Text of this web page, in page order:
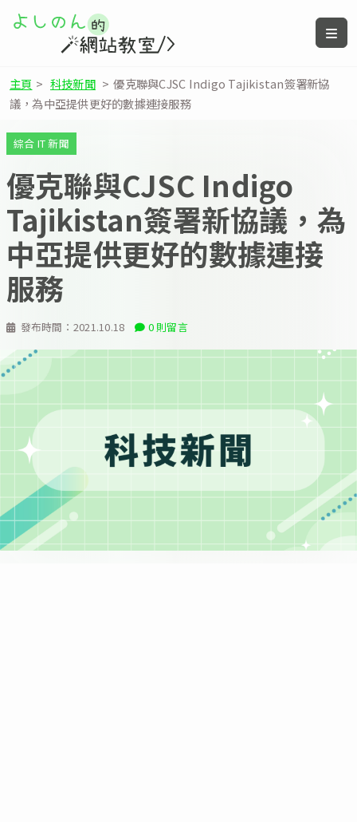
主頁 > 科技新聞 > 優克聯與CJSC Indigo Tajikistan簽署新協
議，為中亞提供更好的數據連接服務
發布時間： 2021.10.18 0 則留言
綜合 IT 新聞
優克聯與CJSC Indigo
Tajikistan簽署新協議，為
中亞提供更好的數據連接
服務